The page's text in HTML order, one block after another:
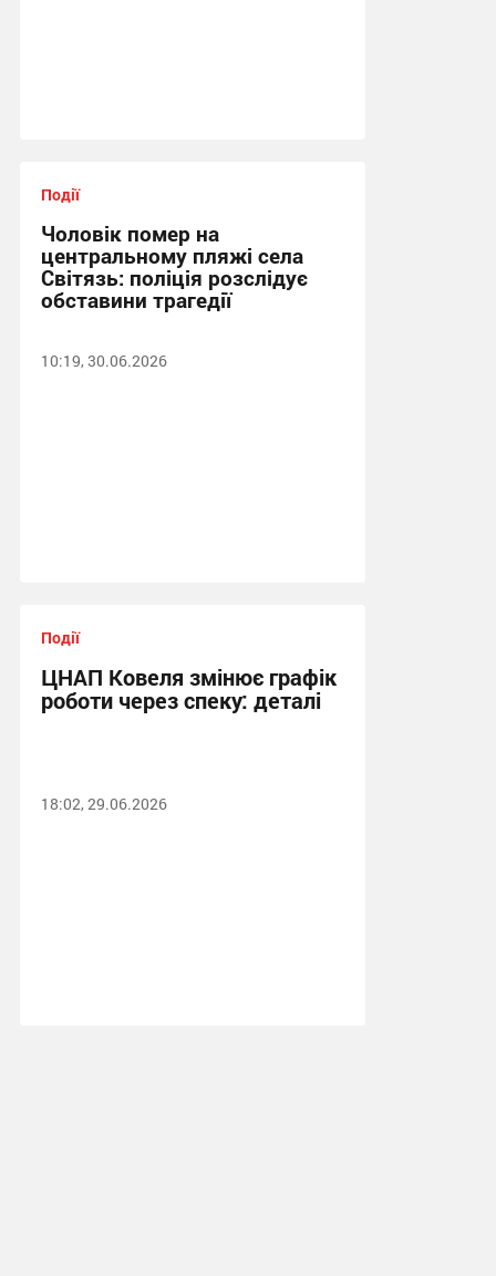
Події
Чоловік помер на
центральному пляжі села
Світязь: поліція розслідує
обставини трагедії
10:19, 30.06.2026
Події
ЦНАП Ковеля змінює графік
роботи через спеку: деталі
18:02, 29.06.2026